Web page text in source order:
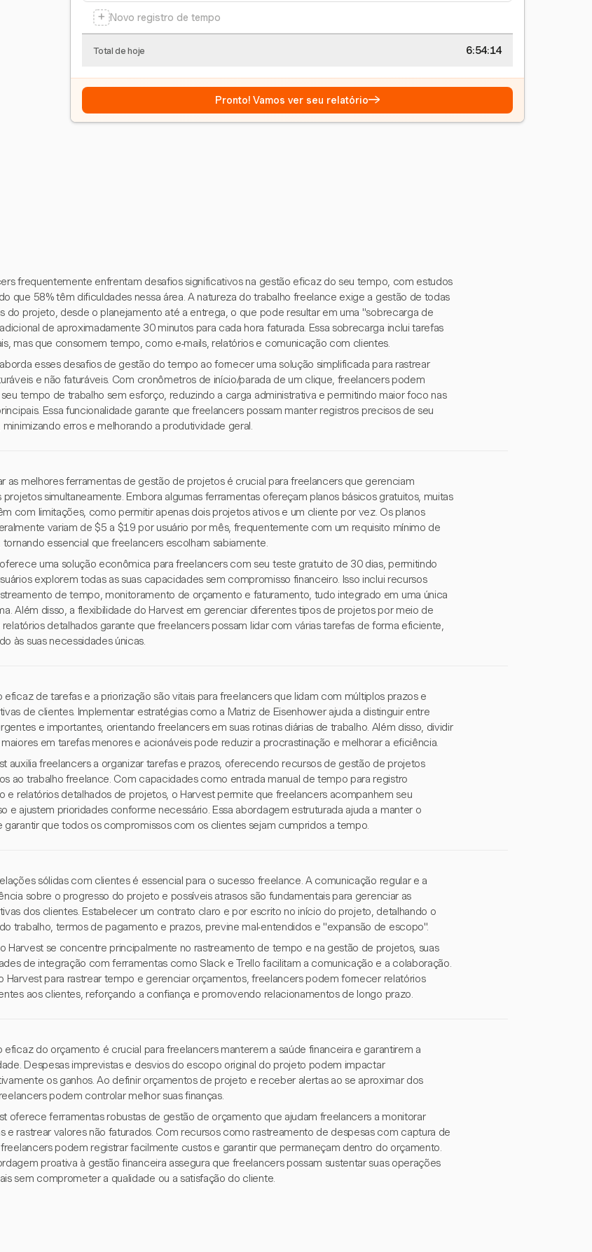
+ Novo registro de tempo
Total de hoje 6:54:15
Pronto! Vamos ver seu relatório→
frequentemente enfrentam desafios significativos na gestão eficaz do seu tempo, com estudos
que 58% têm dificuldades nessa área. A natureza do trabalho freelance exige a gestão de todas
do projeto, desde o planejamento até a entrega, o que pode resultar em uma "sobrecarga de
de aproximadamente 30 minutos para cada hora faturada. Essa sobrecarga inclui tarefas
mas que consomem tempo, como e-mails, relatórios e comunicação com clientes.
esses desafios de gestão do tempo ao fornecer uma solução simplificada para rastrear
e não faturáveis. Com cronômetros de início/parada de um clique, freelancers podem
tempo de trabalho sem esforço, reduzindo a carga administrativa e permitindo maior foco nas
Essa funcionalidade garante que freelancers possam manter registros precisos de seu
minimizando erros e melhorando a produtividade geral.
as melhores ferramentas de gestão de projetos é crucial para freelancers que gerenciam
projetos simultaneamente. Embora algumas ferramentas ofereçam planos básicos gratuitos, muitas
com limitações, como permitir apenas dois projetos ativos e um cliente por vez. Os planos
variam de $5 a $19 por usuário por mês, frequentemente com um requisito mínimo de
tornando essencial que freelancers escolham sabiamente.
uma solução econômica para freelancers com seu teste gratuito de 30 dias, permitindo
explorem todas as suas capacidades sem compromisso financeiro. Isso inclui recursos
de tempo, monitoramento de orçamento e faturamento, tudo integrado em uma única
Além disso, a flexibilidade do Harvest em gerenciar diferentes tipos de projetos por meio de
relatórios detalhados garante que freelancers possam lidar com várias tarefas de forma eficiente,
às suas necessidades únicas.
eficaz de tarefas e a priorização são vitais para freelancers que lidam com múltiplos prazos e
de clientes. Implementar estratégias como a Matriz de Eisenhower ajuda a distinguir entre
e importantes, orientando freelancers em suas rotinas diárias de trabalho. Além disso, dividir
em tarefas menores e acionáveis pode reduzir a procrastinação e melhorar a eficiência.
auxilia freelancers a organizar tarefas e prazos, oferecendo recursos de gestão de projetos
ao trabalho freelance. Com capacidades como entrada manual de tempo para registro
e relatórios detalhados de projetos, o Harvest permite que freelancers acompanhem seu
e ajustem prioridades conforme necessário. Essa abordagem estruturada ajuda a manter o
garantir que todos os compromissos com os clientes sejam cumpridos a tempo.
sólidas com clientes é essencial para o sucesso freelance. A comunicação regular e a
sobre o progresso do projeto e possíveis atrasos são fundamentais para gerenciar as
dos clientes. Estabelecer um contrato claro e por escrito no início do projeto, detalhando o
trabalho, termos de pagamento e prazos, previne mal-entendidos e "expansão de escopo".
Harvest se concentre principalmente no rastreamento de tempo e na gestão de projetos, suas
de integração com ferramentas como Slack e Trello facilitam a comunicação e a colaboração.
Harvest para rastrear tempo e gerenciar orçamentos, freelancers podem fornecer relatórios
aos clientes, reforçando a confiança e promovendo relacionamentos de longo prazo.
eficaz do orçamento é crucial para freelancers manterem a saúde financeira e garantirem a
Despesas imprevistas e desvios do escopo original do projeto podem impactar
os ganhos. Ao definir orçamentos de projeto e receber alertas ao se aproximar dos
podem controlar melhor suas finanças.
oferece ferramentas robustas de gestão de orçamento que ajudam freelancers a monitorar
e rastrear valores não faturados. Com recursos como rastreamento de despesas com captura de
podem registrar facilmente custos e garantir que permaneçam dentro do orçamento.
proativa à gestão financeira assegura que freelancers possam sustentar suas operações
sem comprometer a qualidade ou a satisfação do cliente.